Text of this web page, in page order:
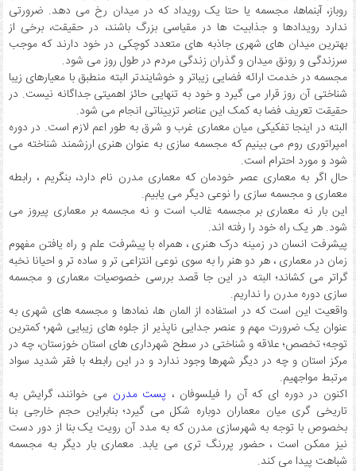
روباز، آبنماها، مجسمه یا حتا یک رویداد که در میدان رخ می دهد. ضرورتی
ندارد رویدادها و جذابیت ها در مقیاسی بزرگ باشند، در حقیقت، برخی از
بهترین میدان های شهری جاذبه های متعدد کوچکی در خود دارند که موجب
سرزندگی و رونق میدان و گذران زندگی مردم در طول روز می شود.
مجسمه در خدمت ارائه فضایی زیباتر و خوشایندتر البته منطبق با معیارهای زیبا
شناختی آن روز قرار می گیرد و خود به تنهایی حائز اهمیتی جداگانه نیست. در
حقیقت تعریف فضا به کمک این عناصر تزییناتی انجام می شود.
البته در اینجا تفکیکی میان معماری غرب و شرق به طور اعم لازم است. در دوره
امپراتوری روم می بینیم که مجسمه سازی به عنوان هنری ارزشمند شناخته می
شود و مورد احترام است.
حال اگر به معماری عصر خودمان که معماری مدرن نام دارد، بنگریم ، رابطه
معماری و مجسمه سازی را نوعی دیگر می یابیم.
این بار نه معماری بر مجسمه غالب است و نه مجسمه بر معماری پیروز می
شود. هر یک راه خود را رفته اند.
پیشرفت انسان در زمینه درک هنری ، همراه با پیشرفت علم و راه یافتن مفهوم
زمان در معماری ، هر دو هنر را به سوی نوعی انتزاعی تر و ساده تر و احیانا نخبه
گراتر می کشاند؛ البته در این جا قصد بررسی خصوصیات معماری و مجسمه
سازی دوره مدرن را نداریم.
واقعیت این است که در استفاده از المان ها، نمادها و مجسمه های شهری به
عنوان یک ضرورت مهم و عنصر جدایی ناپذیر از جلوه های زیبایی شهر؛ کمترین
توجه؛ تخصص؛ علاقه و شناختی در سطح شهرداری های استان خوزستان، چه در
مرکز استان و چه در دیگر شهرها وجود ندارد و در این رابطه با فقر شدید سواد
مرتبط مواجهیم.
اکنون در دوره ای که آن را فیلسوفان ، پست مدرن می خوانند، گرایش به
تاریخی گری میان معماران دوباره شکل می گیرد؛ بنابراین حجم خارجی بنا
بخصوص با توجه به شهرسازی مدرن که به مدد آن رویت یک بنا از دور دست
نیز ممکن است ، حضور پررنگ تری می یابد. معماری بار دیگر به مجسمه
شباهت پیدا می کند.